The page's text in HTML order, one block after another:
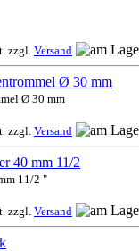
zzgl. Versand
Ø 30 mm
zzgl. Versand
11/2 "
zzgl. Versand